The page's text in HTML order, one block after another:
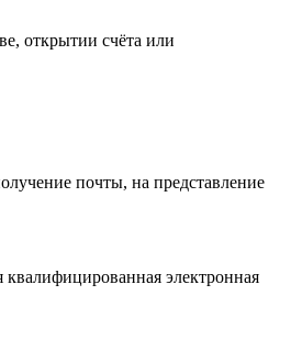
открытии счёта или
почты, на представление
электронная